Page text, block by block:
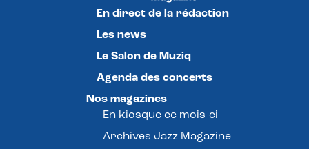
En direct de la rédaction
Les news
Le Salon de Muziq
Agenda des concerts
Nos magazines
En kiosque ce mois-ci
Archives Jazz Magazine